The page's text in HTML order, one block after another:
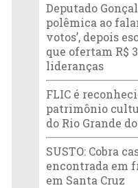
Deputado
polêmica ao
votos’, depois
que ofertam R$
lideranças
FLIC é
patrimônio
do Rio Grande
SUSTO: Cobra
encontrada em
em Santa Cruz